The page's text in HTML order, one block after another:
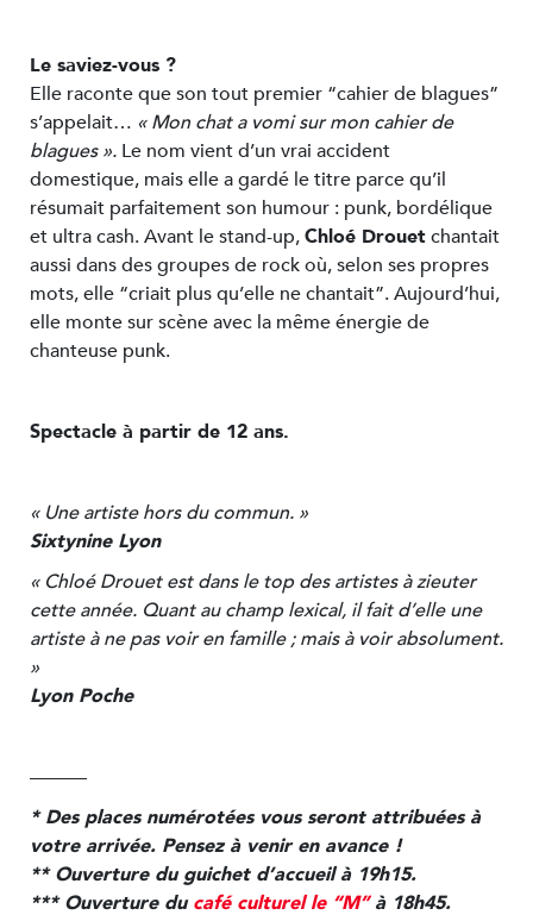
Le saviez-vous ?
Elle raconte que son tout premier “cahier de blagues”
s’appelait… « Mon chat a vomi sur mon cahier de
blagues ». Le nom vient d’un vrai accident
domestique, mais elle a gardé le titre parce qu’il
résumait parfaitement son humour : punk, bordélique
et ultra cash. Avant le stand-up,Chloé Drouetchantait
aussi dans des groupes de rock où, selon ses propres
mots, elle “criait plus qu’elle ne chantait”. Aujourd’hui,
elle monte sur scène avec la même énergie de
chanteuse punk.
Spectacle à partir de 12 ans.
« Une artiste hors du commun. »
Sixtynine Lyon
« Chloé Drouet est dans le top des artistes à zieuter
cette année. Quant au champ lexical, il fait d’elle une
artiste à ne pas voir en famille ; mais à voir absolument.
»
Lyon Poche
———
* Des places numérotées vous seront attribuées à
votre arrivée. Pensez à venir en avance !
** Ouverture du guichet d’accueil à 19h15.
*** Ouverture du café culturel le “M” à 18h45.